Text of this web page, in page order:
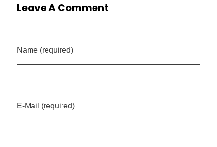
Leave A Comment
Name (required)
E-Mail (required)